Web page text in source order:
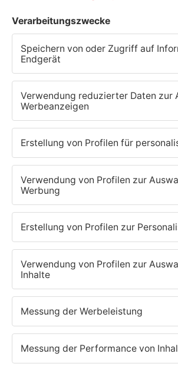
von Steinmetzbetrieben im
IG Bauen-Agrar-Umwelt jetzt
Euro im Monat, im zweiten
es 1.140 Euro. Damit bekommen
machen ein kreatives
der IG BAU
angekommen. Die Erhöhung des
August begonnen.
TOPNEWS